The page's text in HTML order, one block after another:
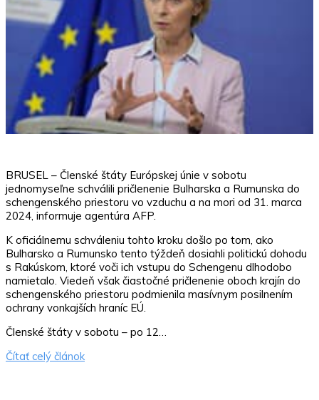
BRUSEL – Členské štáty Európskej únie v sobotu
jednomyseľne schválili pričlenenie Bulharska a Rumunska do
schengenského priestoru vo vzduchu a na mori od 31. marca
2024, informuje agentúra AFP.
K oficiálnemu schváleniu tohto kroku došlo po tom, ako
Bulharsko a Rumunsko tento týždeň dosiahli politickú dohodu
s Rakúskom, ktoré voči ich vstupu do Schengenu dlhodobo
namietalo. Viedeň však čiastočné pričlenenie oboch krajín do
schengenského priestoru podmienila masívnym posilnením
ochrany vonkajších hraníc EÚ.
Členské štáty v sobotu – po 12…
Čítať celý článok